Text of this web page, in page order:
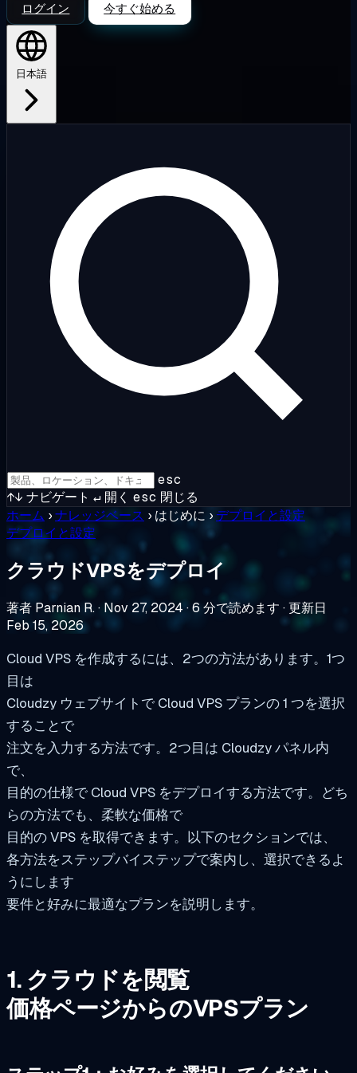
ログイン 今すぐ始める
日本語
esc
↑↓ ナビゲート ↵ 開く esc 閉じる
ホーム ›ナレッジベース › はじめに › デプロイと設定
デプロイと設定
クラウドVPSをデプロイ
著者 Parnian R.· Nov 27, 2024 ·6 分で読めます ·更新日
Feb 15, 2026
Cloud VPS を作成するには、2つの方法があります。1つ
目は
Cloudzy ウェブサイトで Cloud VPS プランの 1 つを選択
することで
注文を入力する方法です。2つ目は Cloudzy パネル内
で、
目的の仕様で Cloud VPS をデプロイする方法です。どち
らの方法でも、柔軟な価格で
目的の VPS を取得できます。以下のセクションでは、
各方法をステップバイステップで案内し、選択できるよ
うにします
要件と好みに最適なプランを説明します。
1. クラウドを閲覧
価格ページからのVPSプラン